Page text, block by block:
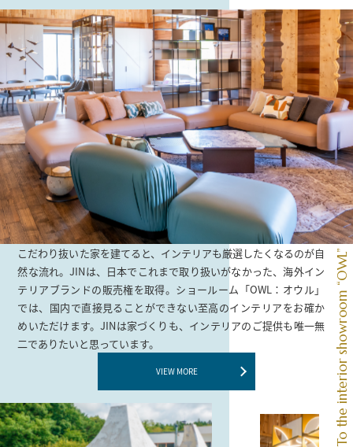
To the interior showroom “OWL”
こだわり抜いた家を建てると、インテリアも厳選したくなるのが自
然な流れ。JINは、日本でこれまで取り扱いがなかった、海外イン
テリアブランドの販売権を取得。ショールーム「OWL：オウル」
では、国内で直接見ることができない至高のインテリアをお確か
めいただけます。JINは家づくりも、インテリアのご提供も唯一無
二でありたいと思っています。
VIEW MORE